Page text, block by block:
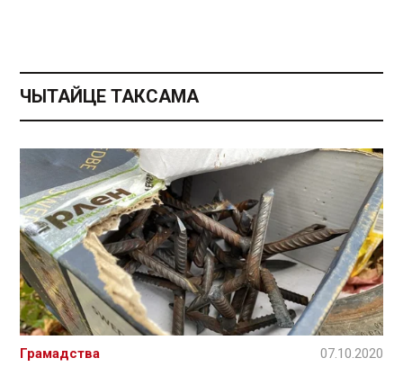
ЧЫТАЙЦЕ ТАКСАМА
Грамадства 07.10.2020